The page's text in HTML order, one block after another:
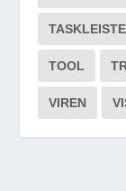
TASKLEISTE
TOOL
VIREN